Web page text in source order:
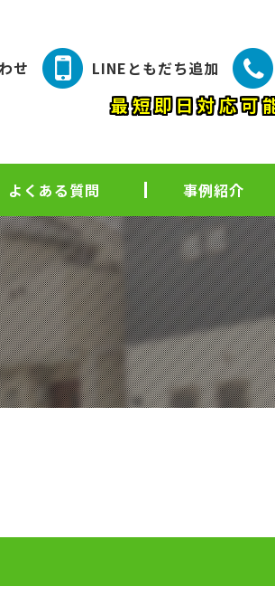
せ LINEともだち追加
最短即日対応可
よくある質問 事例紹介